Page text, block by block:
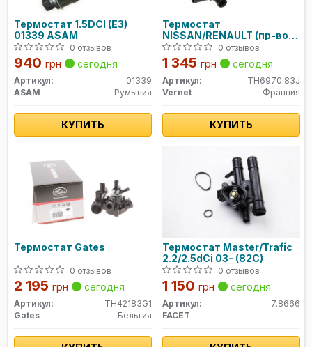
Термостат 1.5DCI (E3)
01339 ASAM
0 отзывов
940 грн сегодня
Артикул:
01339
ASAM
Румыния
КУПИТЬ
Термостат
NISSAN/RENAULT (пр-во
Vernet)
0 отзывов
1 345 грн сегодня
Артикул:
TH6970.83J
Vernet
Франция
КУПИТЬ
Термостат Gates
0 отзывов
2 195 грн сегодня
Артикул:
TH42183G1
Gates
Бельгия
Термостат Master/Trafic
2.2/2.5dCi 03- (82C)
0 отзывов
1 150 грн сегодня
Артикул:
7.8666
FACET